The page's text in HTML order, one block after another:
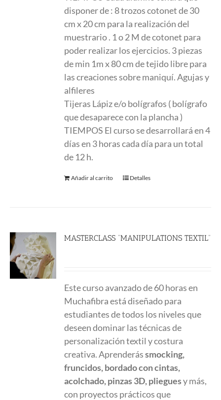
disponer de : 8 trozos cotonet de 30
cm x 20 cm para la realización del
muestrario . 1 o 2 M de cotonet para
poder realizar los ejercicios. 3 piezas
de min 1m x 80 cm de tejido libre para
las creaciones sobre maniquí. Agujas y
alfileres
Tijeras Lápiz e/o bolígrafos ( bolígrafo
que desaparece con la plancha )
TIEMPOS El curso se desarrollará en 4
días en 3 horas cada día para un total
de 12 h.
Añadir al carrito Detalles
MASTERCLASS “MANIPULATIONS TEXTIL”
Este curso avanzado de 60 horas en
Muchafibra está diseñado para
estudiantes de todos los niveles que
deseen dominar las técnicas de
personalización textil y costura
creativa. Aprenderássmocking,
fruncidos, bordado con cintas,
acolchado, pinzas 3D, plieguesy más,
con proyectos prácticos que